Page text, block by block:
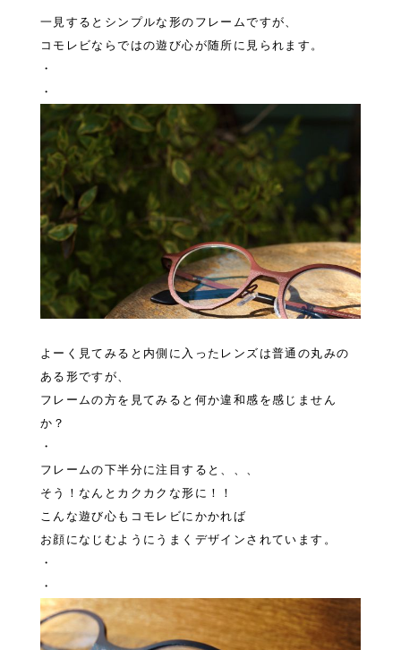
一見するとシンプルな形のフレームですが、
コモレビならではの遊び心が随所に見られます。
・
・
よーく見てみると内側に入ったレンズは普通の丸みの
ある形ですが、
フレームの方を見てみると何か違和感を感じません
か？
・
フレームの下半分に注目すると、、、
そう！なんとカクカクな形に！！
こんな遊び心もコモレビにかかれば
お顔になじむようにうまくデザインされています。
・
・